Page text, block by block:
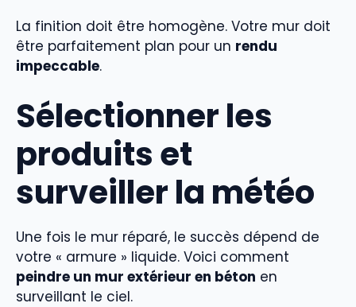
La finition doit être homogène. Votre mur doit
être parfaitement plan pour un rendu
impeccable.
Sélectionner les
produits et
surveiller la météo
Une fois le mur réparé, le succès dépend de
votre « armure » liquide. Voici comment
peindre un mur extérieur en béton en
surveillant le ciel.